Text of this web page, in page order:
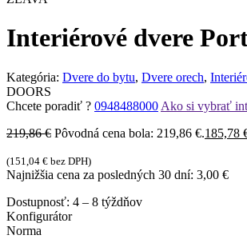
Interiérové dvere
Kategória: Dvere do bytu, Dvere orech,
DOORS
Chcete poradiť ? 0948488000 Ako si vybrať
219,86€ Pôvodná cena bola: 219,86 €.185,78
(151,04 € bez DPH)
Najnižšia cena za posledných 30 dní: 3,00 €
Dostupnosť: 4 – 8 týždňov
Konfigurátor
Norma